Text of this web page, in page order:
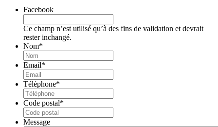
Facebook
Ce champ n’est utilisé qu’à des fins de validation et devrait
rester inchangé.
Nom*
Email*
Téléphone*
Code postal*
Message